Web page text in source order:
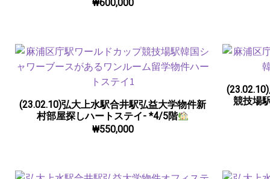
₩600,000
(23.02.10)弘大上水駅合井駅弘益大学物件新
村部屋探しハートステイ- *4/5階
₩550,000
競技場